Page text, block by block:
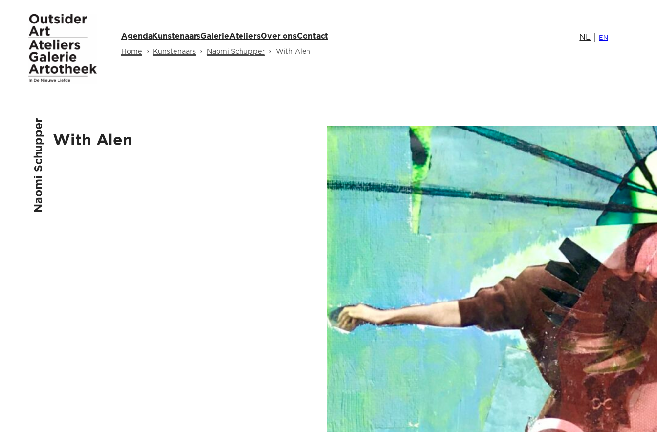
inhoud
AgendaKunstenaarsGalerieAteliersOver onsContact
Home › Kunstenaars › Naomi Schupper › With Alen
NL EN
Naomi Schupper With Alen